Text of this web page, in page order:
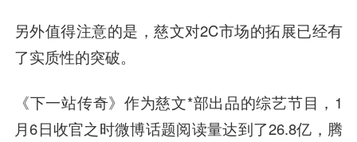
另外值得注意的是，慈文对2C市场的拓展已经有
了实质性的突破。
《下一站传奇》作为慈文*部出品的综艺节目，1
月6日收官之时微博话题阅读量达到了26.8亿，腾